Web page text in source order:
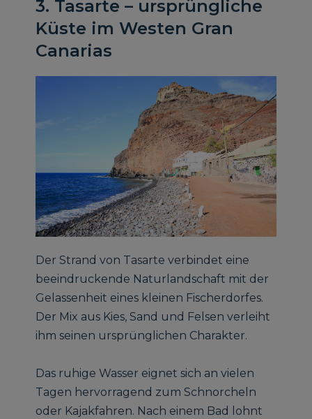
3. Tasarte – ursprüngliche
Küste im Westen Gran
Canarias
Der Strand von Tasarte verbindet eine
beeindruckende Naturlandschaft mit der
Gelassenheit eines kleinen Fischerdorfes.
Der Mix aus Kies, Sand und Felsen verleiht
ihm seinen ursprünglichen Charakter.
Das ruhige Wasser eignet sich an vielen
Tagen hervorragend zum Schnorcheln
oder Kajakfahren. Nach einem Bad lohnt